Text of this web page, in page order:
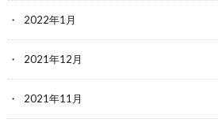
2022年1月
2021年12月
2021年11月